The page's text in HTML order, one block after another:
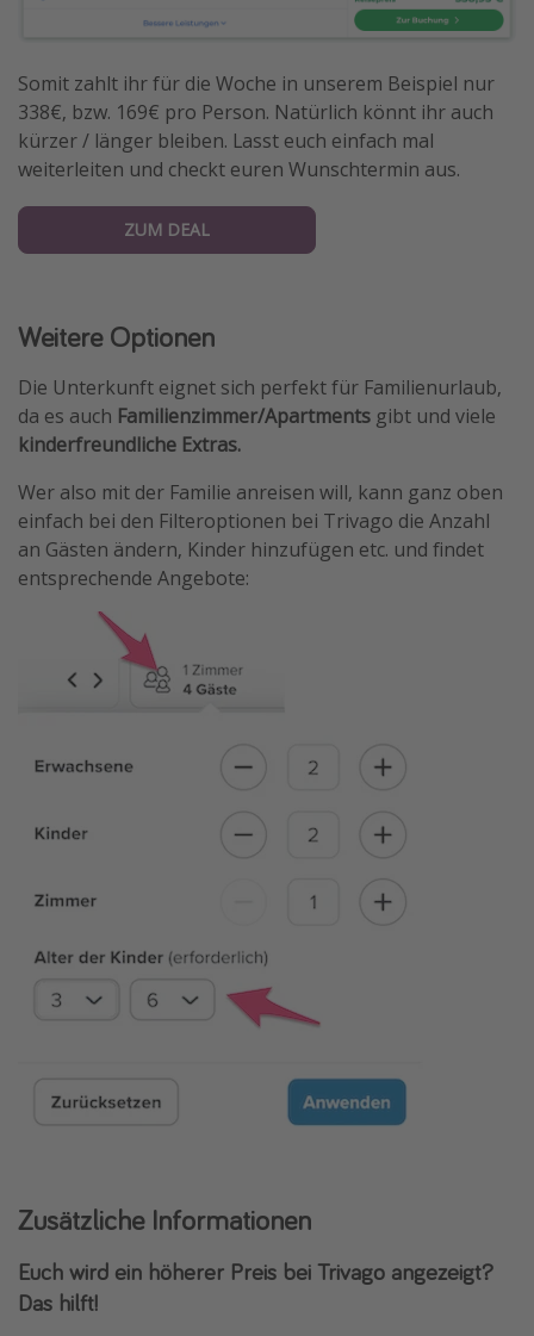
Somit zahlt ihr für die Woche in unserem Beispiel nur
338€, bzw. 169€ pro Person. Natürlich könnt ihr auch
kürzer / länger bleiben. Lasst euch einfach mal
weiterleiten und checkt euren Wunschtermin aus.
ZUM DEAL
Weitere Optionen
Die Unterkunft eignet sich perfekt für Familienurlaub,
da es auch Familienzimmer/Apartments gibt und viele
kinderfreundliche Extras.
Wer also mit der Familie anreisen will, kann ganz oben
einfach bei den Filteroptionen bei Trivago die Anzahl
an Gästen ändern, Kinder hinzufügen etc. und findet
entsprechende Angebote:
Zusätzliche Informationen
Euch wird ein höherer Preis bei Trivago angezeigt?
Das hilft!